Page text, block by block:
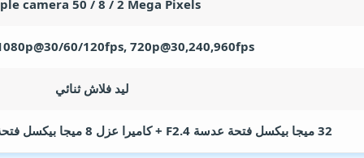
camera 50 / 8 / 2 Mega Pixels
60/120fps, 720p@30,240,960fps
ليد فلاش ثنائي
32 ميجا بيكسل فتحة عدسة F2.4 + كاميرا عزل 8 ميجا بيكسل فتحة عدسة F/2.3